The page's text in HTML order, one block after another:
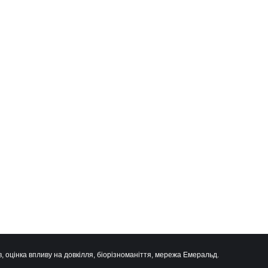
впливу на довкілля, біорізноманіття, мережа Емеральд.